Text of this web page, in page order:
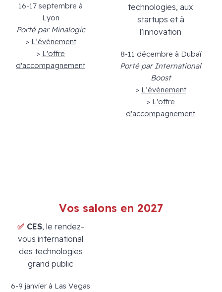
16-17 septembre à
Lyon
Porté par Minalogic
> L’événement
> L'offre
d'accompagnement
technologies, aux
startups et à
l’innovation
8-11 décembre à Dubaï
Porté par International
Boost
> L’événement
> L'offre
d'accompagnement
Vos salons en 2027
✅ CES, le rendez-
vous international
des technologies
grand public
6-9 janvier à Las Vegas